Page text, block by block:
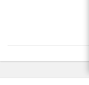
ร่วมทำงาน
รณรงค์ประชาธิปไตย เ
เกี่ยวกับเหตุการณ์ดังกล่าว
ด้วยความเป็นผู้ใฝ่เรีย
ด้านการค้าระหว่างปร
เงื่อนไ